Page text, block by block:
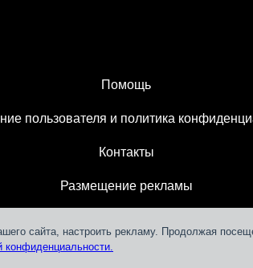
сайта, настроить рекламу. Продолжая
конфиденциальности.
Помощь
пользователя и политика
Контакты
Размещение рекламы
Teleportal © 2018-2026